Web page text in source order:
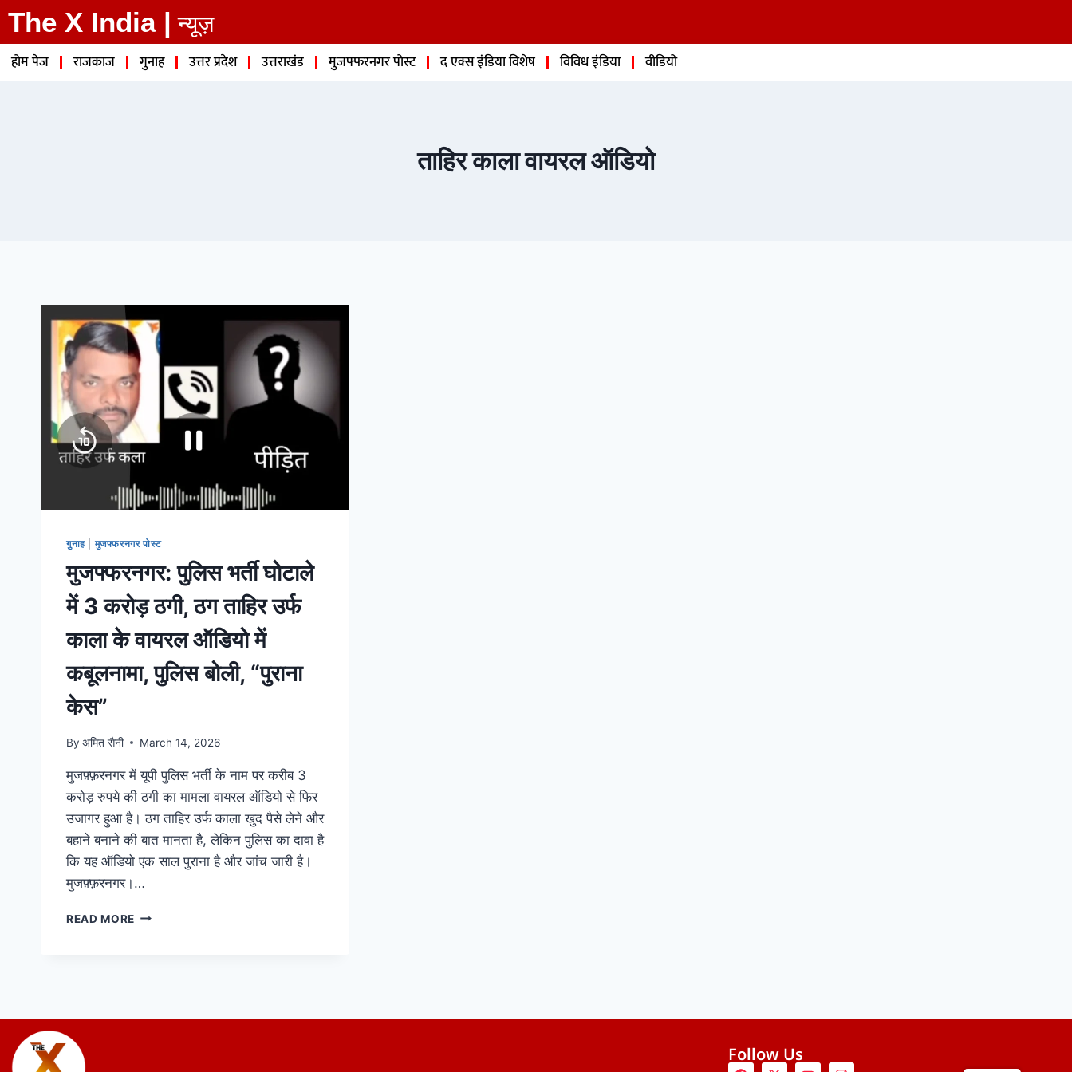
The X India | न्यूज़
होम पेज राजकाज गुनाह उत्तर प्रदेश उत्तराखंड मुजफ्फरनगर पोस्ट द एक्स इंडिया विशेष विविध इंडिया वीडियो
ताहिर काला वायरल ऑडियो
गुनाह| मुजफ्फरनगर पोस्ट
मुजफ्फरनगर: पुलिस भर्ती घोटाले
में 3 करोड़ ठगी, ठग ताहिर उर्फ
काला के वायरल ऑडियो में
कबूलनामा, पुलिस बोली, “पुराना
केस”
By अमित सैनी March 14, 2026
मुजफ़्फ़रनगर में यूपी पुलिस भर्ती के नाम पर करीब 3
करोड़ रुपये की ठगी का मामला वायरल ऑडियो से फिर
उजागर हुआ है। ठग ताहिर उर्फ काला खुद पैसे लेने और
बहाने बनाने की बात मानता है, लेकिन पुलिस का दावा है
कि यह ऑडियो एक साल पुराना है और जांच जारी है।
मुजफ़्फ़रनगर।…
READ MORE
Follow Us